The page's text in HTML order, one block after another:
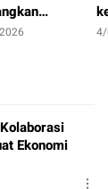
Ekonomi